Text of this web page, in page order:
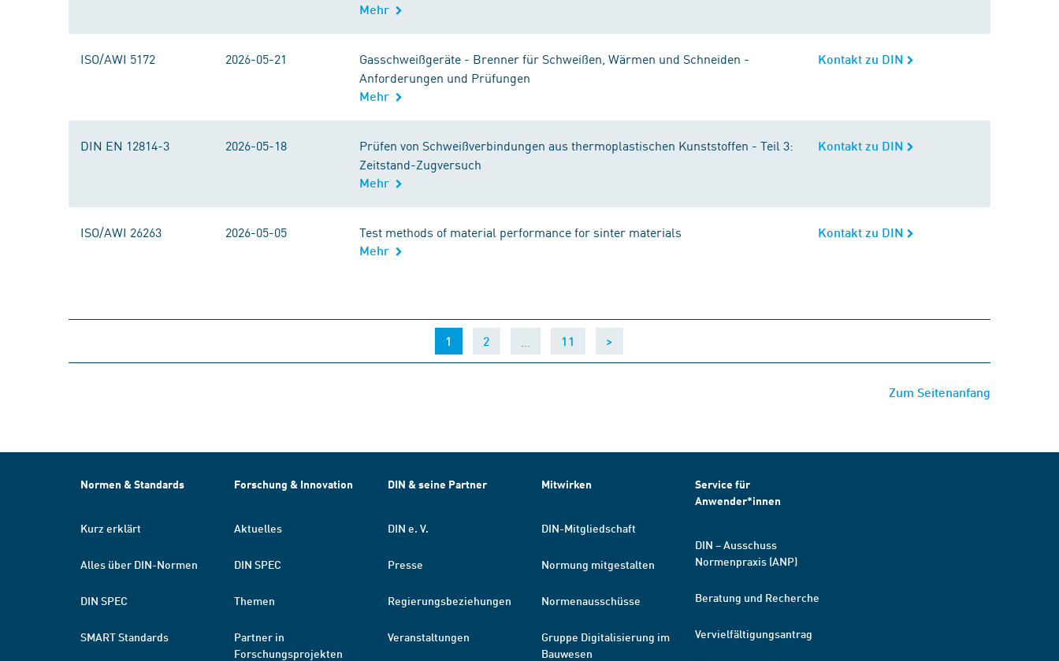
Mehr
ISO/AWI 5172 2026-05-21
Gasschweißgeräte - Brenner für Schweißen, Wärmen und Schneiden -
Anforderungen und Prüfungen
Mehr
Kontakt zu DIN
DIN EN 12814-3 2026-05-18
Prüfen von Schweißverbindungen aus thermoplastischen Kunststoffen - Teil 3:
Zeitstand-Zugversuch
Mehr
Kontakt zu DIN
ISO/AWI 26263 2026-05-05 Test methods of material performance for sinter materials
Mehr
Kontakt zu DIN
1 (current)
2 11 >
Zum Seitenanfang
Normen & Standards
Kurz erklärt
Alles über DIN-Normen
DIN SPEC
SMART Standards
Forschung & Innovation
Aktuelles
DIN SPEC
Themen
Partner in
Forschungsprojekten
DIN & seine Partner
DIN e. V.
Presse
Regierungsbeziehungen
Veranstaltungen
Mitwirken
DIN-Mitgliedschaft
Normung mitgestalten
Normenausschüsse
Gruppe Digitalisierung im
Bauwesen
Service für
Anwender*innen
DIN – Ausschuss
Normenpraxis (ANP)
Beratung und Recherche
Vervielfältigungsantrag